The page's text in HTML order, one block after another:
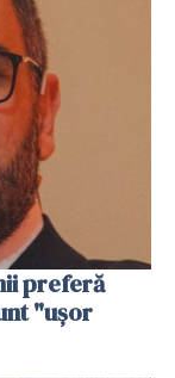
preferă
"uşor